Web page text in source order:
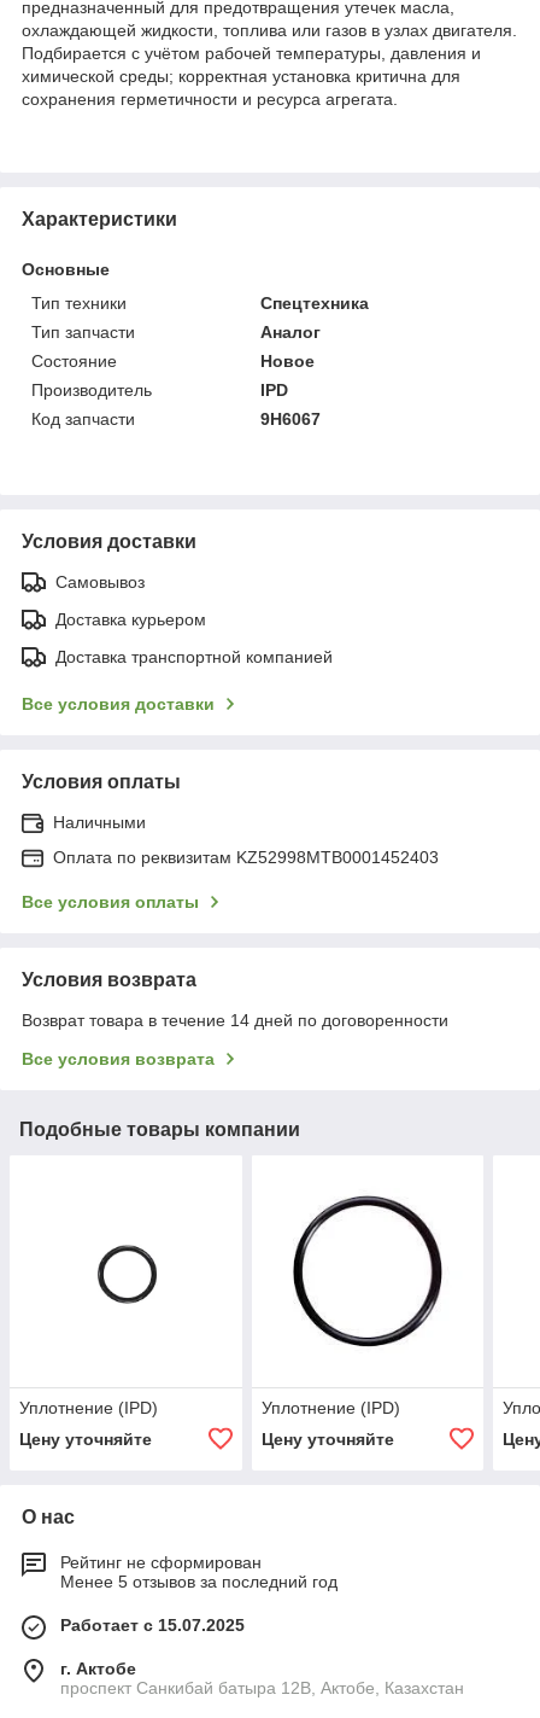
предназначенный для предотвращения утечек масла,
охлаждающей жидкости, топлива или газов в узлах двигателя.
Подбирается с учётом рабочей температуры, давления и
химической среды; корректная установка критична для
сохранения герметичности и ресурса агрегата.
Характеристики
Основные
Тип техники
Спецтехника
Тип запчасти
Аналог
Состояние
Новое
Производитель
IPD
Код запчасти
9H6067
Условия доставки
Самовывоз
Доставка курьером
Доставка транспортной компанией
Все условия доставки
Условия оплаты
Наличными
Оплата по реквизитам KZ52998MTB0001452403
Все условия оплаты
Условия возврата
Возврат товара в течение 14 дней по договоренности
Все условия возврата
Подобные товары компании
Уплотнение (IPD)
Цену уточняйте
Уплотнение (IPD)
Цену уточняйте
О нас
Рейтинг не сформирован
Менее 5 отзывов за последний год
Работает с 15.07.2025
г. Актобе
проспект Санкибай батыра 12В, Актобе, Казахстан